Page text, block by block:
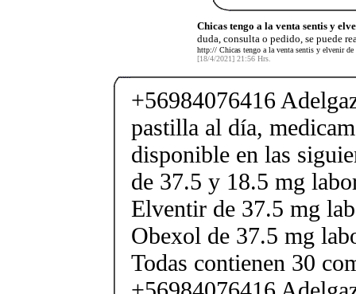
Chicas tengo a la venta sentis y
duda, consulta o pedido, se puede
http:// Chicas tengo a la venta sentis y elvenir
[18/4/2021] 21:56 Hrs.
+56984076416
pastilla al día,
disponible en las
de 37.5 y 18.5 mg
Elventir de 37.5 mg
Obexol de 37.5 mg
Todas contienen 30